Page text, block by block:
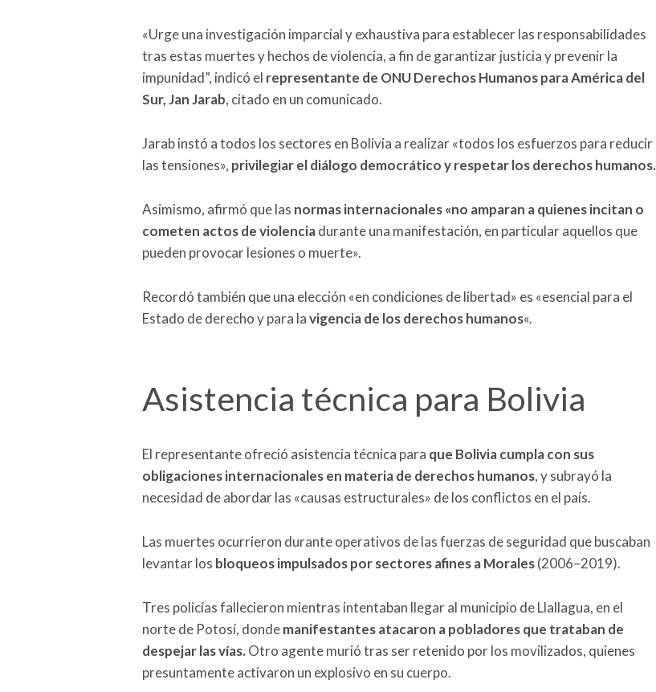
«Urge una investigación imparcial y exhaustiva para establecer las responsabilidades
tras estas muertes y hechos de violencia, a fin de garantizar justicia y prevenir la
impunidad”, indicó el representante de ONU Derechos Humanos para América del
Sur, Jan Jarab, citado en un comunicado.
Jarab instó a todos los sectores en Bolivia a realizar «todos los esfuerzos para reducir
las tensiones», privilegiar el diálogo democrático y respetar los derechos humanos.
Asimismo, afirmó que las normas internacionales «no amparan a quienes incitan o
cometen actos de violenciadurante una manifestación, en particular aquellos que
pueden provocar lesiones o muerte».
Recordó también que una elección «en condiciones de libertad» es «esencial para el
Estado de derecho y para lavigencia de los derechos humanos«.
Asistencia técnica para Bolivia
El representante ofreció asistencia técnica para que Bolivia cumpla con sus
obligaciones internacionales en materia de derechos humanos, y subrayó la
necesidad de abordar las «causas estructurales» de los conflictos en el país.
Las muertes ocurrieron durante operativos de las fuerzas de seguridad que buscaban
levantar los bloqueos impulsados por sectores afines a Morales(2006–2019).
Tres policías fallecieron mientras intentaban llegar al municipio de Llallagua, en el
norte de Potosí, dondemanifestantes atacaron a pobladores que trataban de
despejar las vías. Otro agente murió tras ser retenido por los movilizados, quienes
presuntamente activaron un explosivo en su cuerpo.